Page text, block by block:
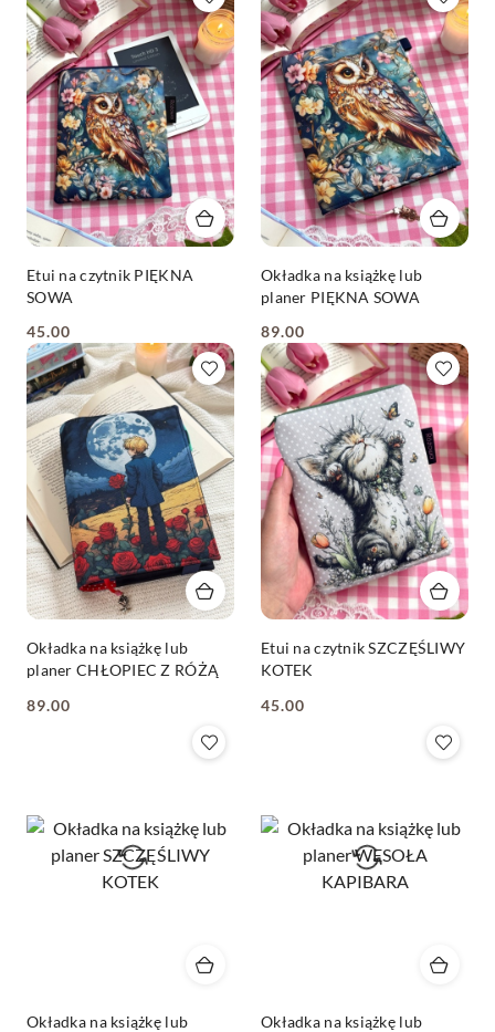
Etui na czytnik PIĘKNA
SOWA
Cena:
45.00
Okładka na książkę lub
planer PIĘKNA SOWA
Cena:
89.00
Okładka na książkę lub
planer CHŁOPIEC Z RÓŻĄ
Cena:
89.00
Etui na czytnik SZCZĘŚLIWY
KOTEK
Cena:
45.00
Okładka na książkę lub
Okładka na książkę lub